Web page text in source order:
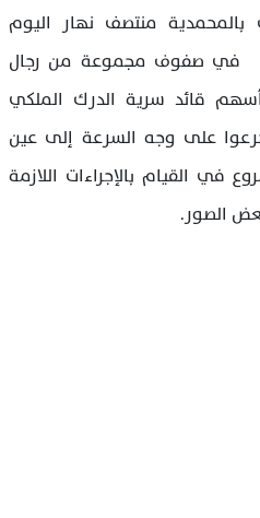
بالمحمدية منتصف نهار اليوم
في صفوف مجموعة من رجال
قائد سرية الدرك الملكي
على وجه السرعة إلى عين
في القيام بالإجراءات اللازمة
الصور.